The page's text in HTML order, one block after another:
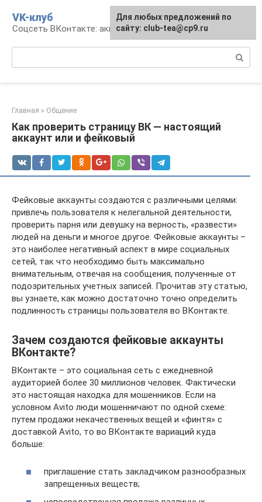
контенту
VK-клуб
Соцсеть ВКонтакте: аккаунт, общение, досуг
Главная » Общение
Как проверить страницу ВК — настоящий
аккаунт или и фейковый
Фейковые аккаунты создаются с различными целями:
привлечь пользователя к нелегальной деятельности,
проверить парня или девушку на верность, «развести»
людей на деньги и многое другое. Фейковые аккаунты –
это наиболее негативный аспект в мире социальных
сетей, так что необходимо быть максимально
внимательным, отвечая на сообщения, полученные от
подозрительных учетных записей. Прочитав эту статью,
вы узнаете, как можно достаточно точно определить
подлинность страницы пользователя во ВКонтакте.
Зачем создаются фейковые аккаунты
ВКонтакте?
ВКонтакте – это социальная сеть с ежедневной
аудиторией более 30 миллионов человек. Фактически
это настоящая находка для мошенников. Если на
условном Avito люди мошенничают по одной схеме:
путем продажи некачественных вещей и «финтя» с
доставкой Avito, то во ВКонтакте вариаций куда
больше:
приглашение стать закладчиком разнообразных
запрещенных веществ;
Для любых предложений по
сайту: club-tea@cp9.ru